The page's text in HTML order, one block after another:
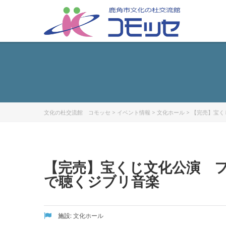
文化の杜交流館 コモッセ > イベント情報 > 文化ホール > 【完売】宝
【完売】宝くじ文化公演
で聴くジブリ音楽
施設: 文化ホール